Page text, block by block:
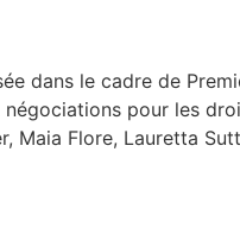
dans le cadre de
pour les
Maia Flore, Lauretta